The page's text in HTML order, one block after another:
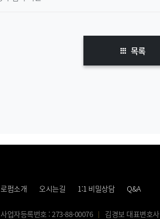
목록
로펌소개 오시는길 1:1 비밀상담 Q&A
사업자등록번호 : 273-88-00076 김경보 대표변호사